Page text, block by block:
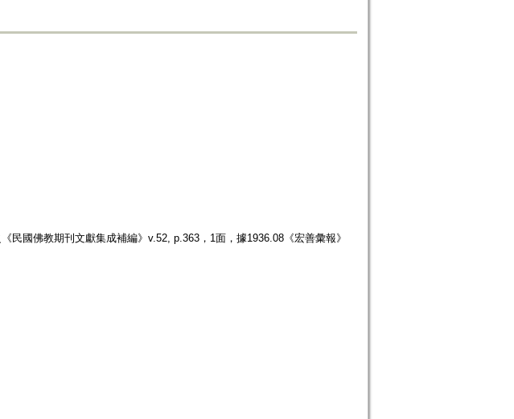
民國佛教期刊文獻集成補編》v.52, p.363，1面，據1936.08《宏善彙報》